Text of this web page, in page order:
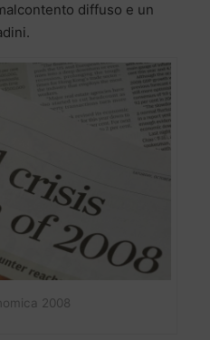
diffuso e un
2008